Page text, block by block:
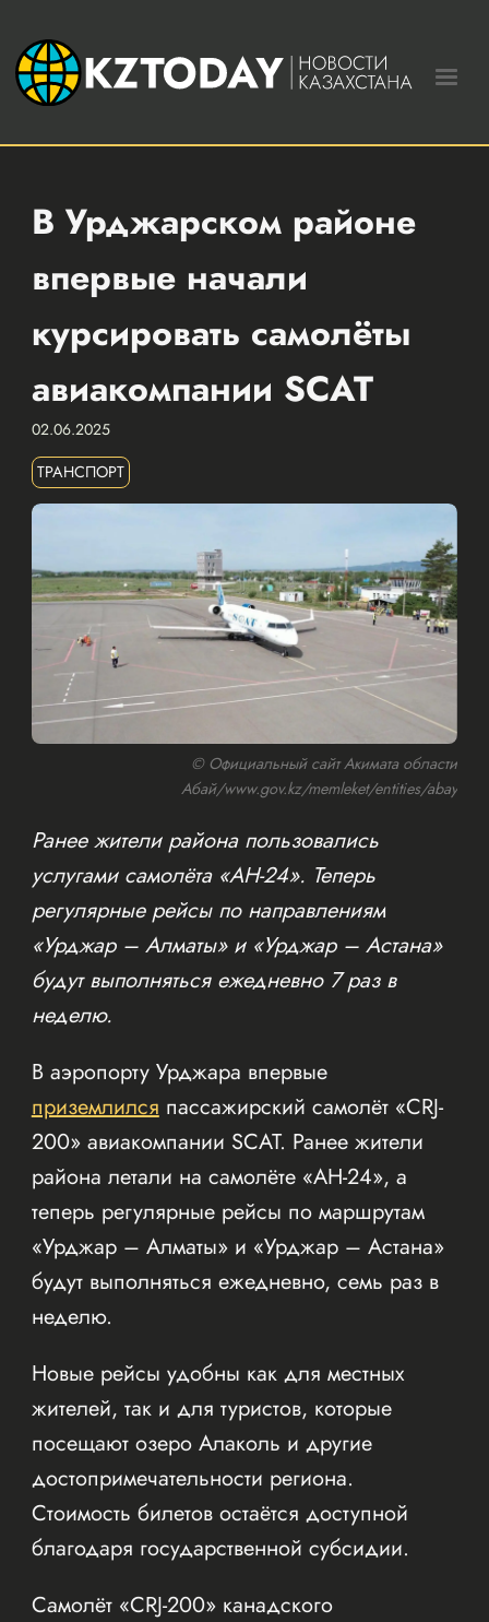
В Урджарском районе
впервые начали
курсировать самолёты
авиакомпании SCAT
02.06.2025
ТРАНСПОРТ
© Официальный сайт Акимата области
Абай/www.gov.kz/memleket/entities/abay
Ранее жители района пользовались
услугами самолёта «АН-24». Теперь
регулярные рейсы по направлениям
«Урджар – Алматы» и «Урджар – Астана»
будут выполняться ежедневно 7 раз в
неделю.
В аэропорту Урджара впервые
приземлилсяпассажирский самолёт «CRJ-
200» авиакомпании SCAT. Ранее жители
района летали на самолёте «АН-24», а
теперь регулярные рейсы по маршрутам
«Урджар – Алматы» и «Урджар – Астана»
будут выполняться ежедневно, семь раз в
неделю.
Новые рейсы удобны как для местных
жителей, так и для туристов, которые
посещают озеро Алаколь и другие
достопримечательности региона.
Стоимость билетов остаётся доступной
благодаря государственной субсидии.
Самолёт «CRJ-200» канадского